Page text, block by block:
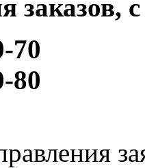
заказов,
70
80